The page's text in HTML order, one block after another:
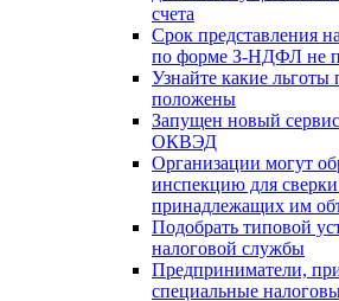
счета
Срок представления
по форме З-НДФЛ не
Узнайте какие льготы
положены
Запущен новый
ОКВЭД
Организации могут
инспекцию для
принадлежащих им
Подобрать типовой
налоговой службы
Предприниматели,
специальные